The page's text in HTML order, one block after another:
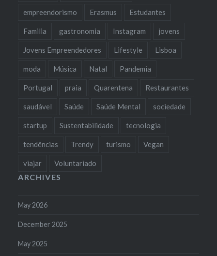
empreendorismo Erasmus Estudantes
Familia gastronomia Instagram jovens
Jovens Empreendedores Lifestyle Lisboa
moda Música Natal Pandemia
Portugal praia Quarentena Restaurantes
saudável Saúde Saúde Mental sociedade
startup Sustentabilidade tecnologia
tendências Trendy turismo Vegan
viajar Voluntariado
ARCHIVES
May 2026
December 2025
May 2025